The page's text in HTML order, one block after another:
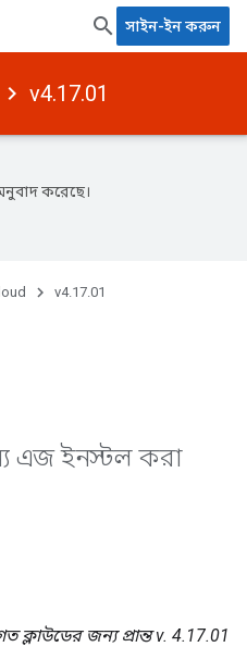
সাইন-ইন করুন
v4.17.01
করেছে।
v4.17.01
এজ ইনস্টল করা
ক্লাউডের জন্য প্রান্ত v. 4.17.01